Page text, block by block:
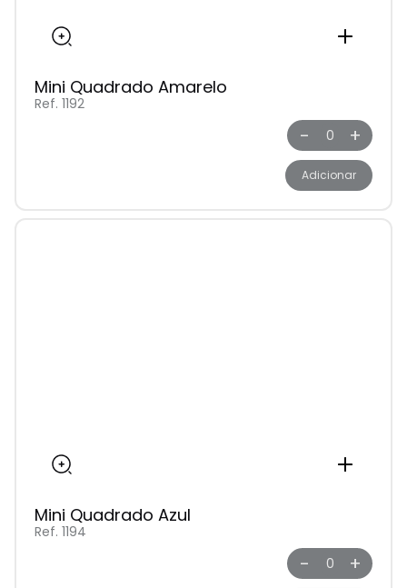
Mini Quadrado Amarelo
Ref. 1192
- +
Adicionar
Mini Quadrado Azul
Ref. 1194
- +